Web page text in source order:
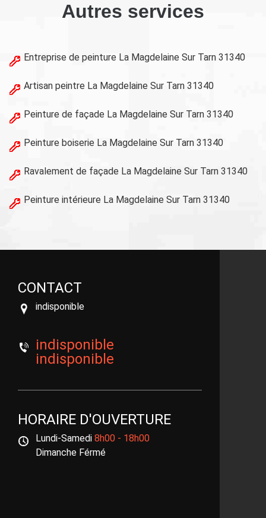
Autres services
Entreprise de peinture La Magdelaine Sur Tarn 31340
Artisan peintre La Magdelaine Sur Tarn 31340
Peinture de façade La Magdelaine Sur Tarn 31340
Peinture boiserie La Magdelaine Sur Tarn 31340
Ravalement de façade La Magdelaine Sur Tarn 31340
Peinture intérieure La Magdelaine Sur Tarn 31340
CONTACT
indisponible
indisponible
indisponible
HORAIRE D'OUVERTURE
Lundi-Samedi 8h00 - 18h00
Dimanche Férmé